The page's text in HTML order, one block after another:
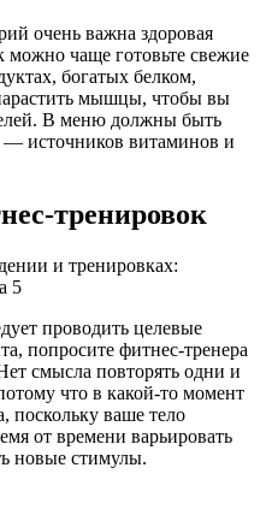
очень важна здоровая
можно чаще готовьте свежие
богатых белком,
мышцы, чтобы вы
В меню должны быть
источников витаминов и
тренировок
проводить целевые
попросите фитнес-тренера
смысла повторять одни и
что в какой-то момент
поскольку ваше тело
от времени варьировать
новые стимулы.